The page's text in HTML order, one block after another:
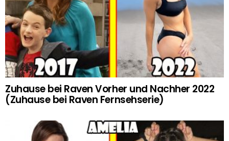
Zuhause bei Raven Vorher und Nachher 2022
(Zuhause bei Raven Fernsehserie)